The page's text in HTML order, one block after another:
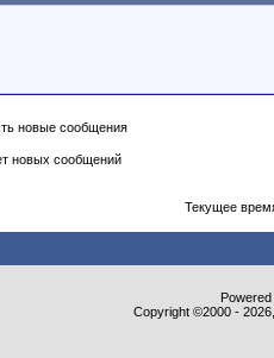
новые сообщения
новых сообщений
Текущее
Copyright ©2000 -